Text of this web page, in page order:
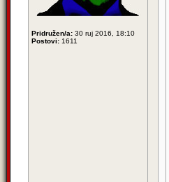
Pridružen/a: 30 ruj 2016, 18:10
Postovi: 1611